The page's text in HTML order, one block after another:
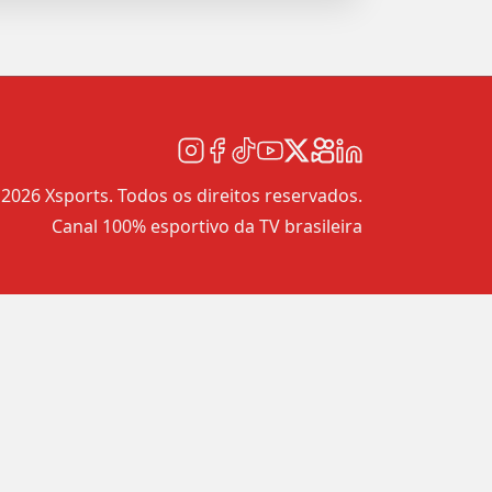
Xsports. Todos os direitos reservados.
Canal 100% esportivo da TV brasileira